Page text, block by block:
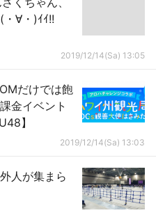
・∀・)ｲｲ!!
2019/12/14(Sa) 13:05
だけでは飽
金イベント
】
2019/12/14(Sa) 13:03
人が集まら